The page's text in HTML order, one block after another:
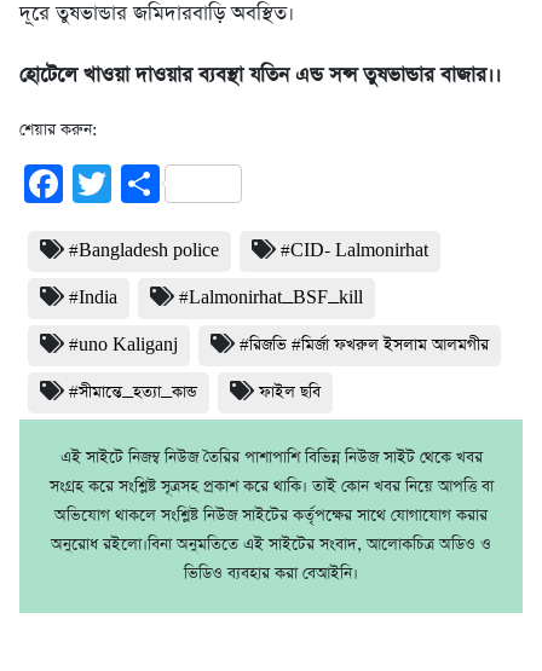
দূরে তুষভান্ডার জমিদারবাড়ি অবস্থিত।
হোটেলে খাওয়া দাওয়ার ব্যবস্থা যতিন এন্ড সন্স তুষভান্ডার বাজার।।
শেয়ার করুন:
Facebook
Twitter
Share
#Bangladesh police #CID- Lalmonirhat
#India #Lalmonirhat_BSF_kill
#uno Kaliganj #রিজভি #মির্জা ফখরুল ইসলাম আলমগীর
#সীমান্তে_হত্যা_কান্ড ফাইল ছবি
এই সাইটে নিজম্ব নিউজ তৈরির পাশাপাশি বিভিন্ন নিউজ সাইট থেকে খবর
সংগ্রহ করে সংশ্লিষ্ট সূত্রসহ প্রকাশ করে থাকি। তাই কোন খবর নিয়ে আপত্তি বা
অভিযোগ থাকলে সংশ্লিষ্ট নিউজ সাইটের কর্তৃপক্ষের সাথে যোগাযোগ করার
অনুরোধ রইলো।বিনা অনুমতিতে এই সাইটের সংবাদ, আলোকচিত্র অডিও ও
ভিডিও ব্যবহার করা বেআইনি।